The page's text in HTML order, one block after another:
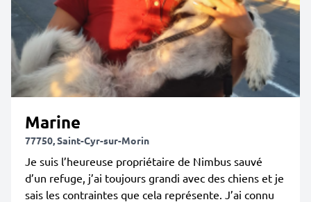
Marine
77750, Saint-Cyr-sur-Morin
Je suis l’heureuse propriétaire de Nimbus sauvé
d’un refuge, j’ai toujours grandi avec des chiens et je
sais les contraintes que cela représente. J’ai connu